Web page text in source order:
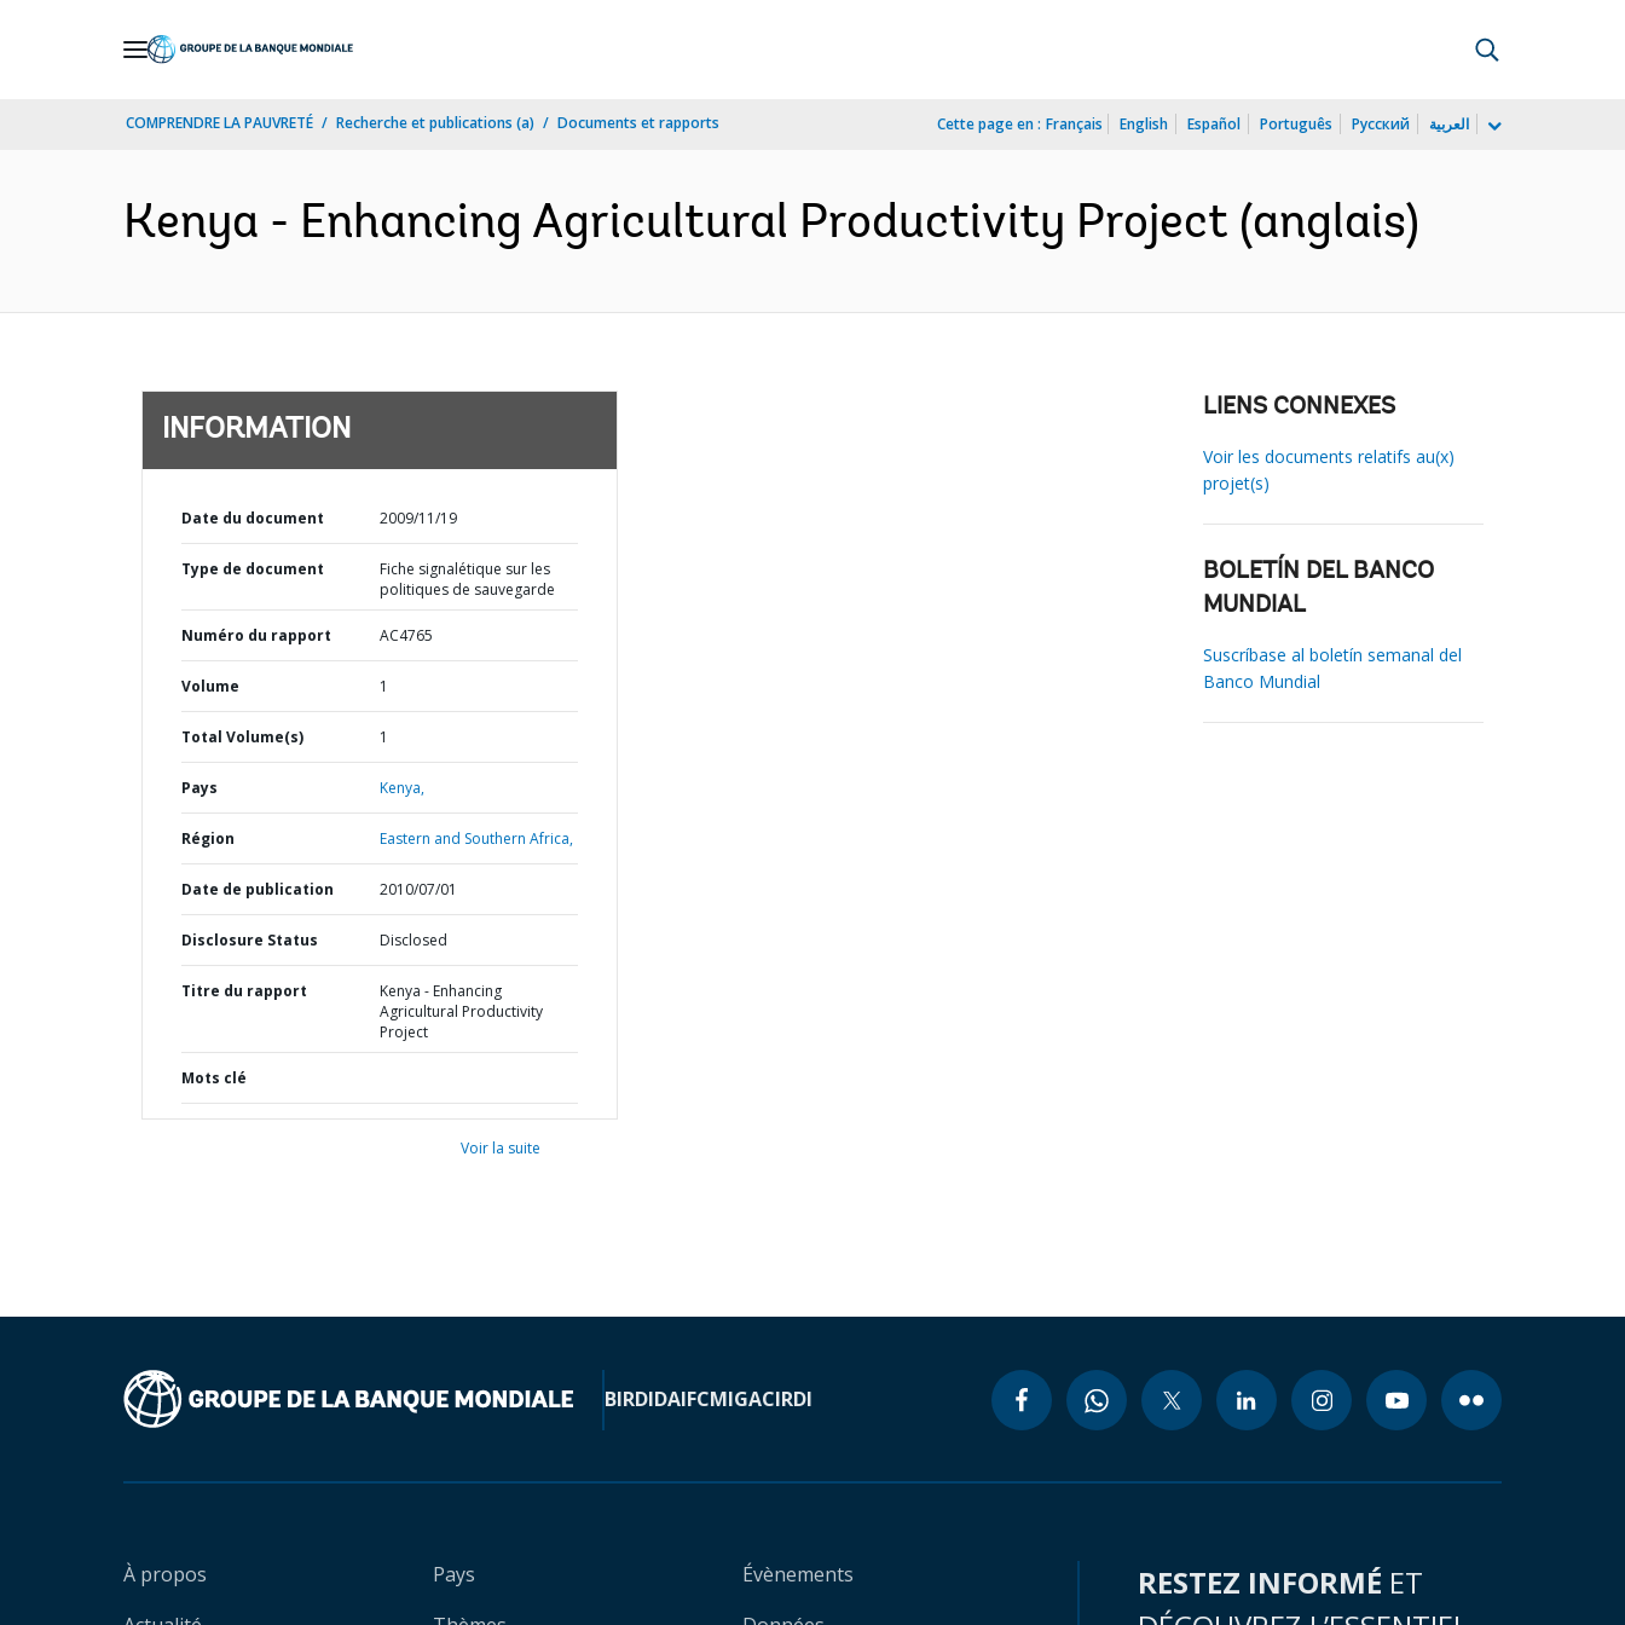
COMPRENDRE LA PAUVRETÉ Recherche et publications (a) Documents et rapports Cette page en : Français English Español Português Русский العربية
Kenya - Enhancing Agricultural Productivity Project (anglais)
INFORMATION
Date du document 2009/11/19
Type de document
Fiche signalétique sur les
politiques de sauvegarde
Numéro du rapport AC4765
Volume 1
Total Volume(s) 1
Pays Kenya,
Région Eastern and Southern Africa,
Date de publication 2010/07/01
Disclosure Status Disclosed
Titre du rapport
Kenya - Enhancing
Agricultural Productivity
Project
Mots clé
Voir la suite
LIENS CONNEXES
Voir les documents relatifs au(x)
projet(s)
BOLETÍN DEL BANCO
MUNDIAL
Suscríbase al boletín semanal del
Banco Mundial
BIRDIDAIFCMIGACIRDI
À propos
Pays
Évènements
RESTEZ INFORMÉ ET